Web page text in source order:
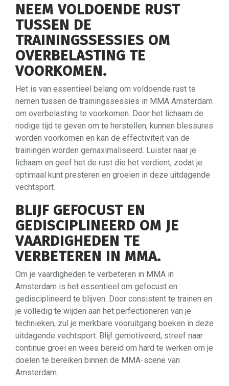
NEEM VOLDOENDE RUST
TUSSEN DE
TRAININGSSESSIES OM
OVERBELASTING TE
VOORKOMEN.
Het is van essentieel belang om voldoende rust te
nemen tussen de trainingssessies in MMA Amsterdam
om overbelasting te voorkomen. Door het lichaam de
nodige tijd te geven om te herstellen, kunnen blessures
worden voorkomen en kan de effectiviteit van de
trainingen worden gemaximaliseerd. Luister naar je
lichaam en geef het de rust die het verdient, zodat je
optimaal kunt presteren en groeien in deze uitdagende
vechtsport.
BLIJF GEFOCUST EN
GEDISCIPLINEERD OM JE
VAARDIGHEDEN TE
VERBETEREN IN MMA.
Om je vaardigheden te verbeteren in MMA in
Amsterdam is het essentieel om gefocust en
gedisciplineerd te blijven. Door consistent te trainen en
je volledig te wijden aan het perfectioneren van je
technieken, zul je merkbare vooruitgang boeken in deze
uitdagende vechtsport. Blijf gemotiveerd, streef naar
continue groei en wees bereid om hard te werken om je
doelen te bereiken binnen de MMA-scene van
Amsterdam.